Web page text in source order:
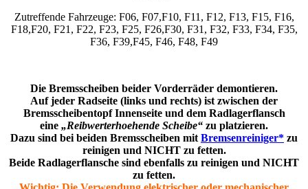
Zutreffende Fahrzeuge: F06, F07,F10, F11, F12, F13, F15, F16,
F18,F20, F21, F22, F23, F25, F26,F30, F31, F32, F33, F34, F35,
F36, F39,F45, F46, F48, F49
Die Bremsscheiben beider Vorderräder demontieren.
Auf jeder Radseite (links und rechts) ist zwischen der
Bremsscheibentopf Innenseite und dem Radlagerflansch
eine „Reibwerterhoehende Scheibe“ zu platzieren.
Dazu sind bei beiden Bremsscheiben mit Bremsenreiniger* zu
reinigen und NICHT zu fetten.
Beide Radlagerflansche sind ebenfalls zu reinigen und NICHT
zu fetten.